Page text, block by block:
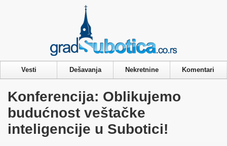
Vesti Dešavanja Nekretnine Komentari
Konferencija: Oblikujemo
budućnost veštačke
inteligencije u Subotici!
Privacy & Cookies Policy